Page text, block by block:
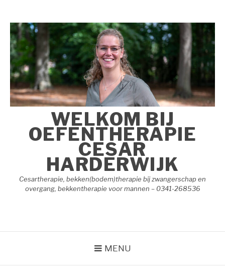
inhoud
springen
WELKOM BIJ
OEFENTHERAPIE
CESAR
HARDERWIJK
Cesartherapie, bekken(bodem)therapie bij zwangerschap en
overgang, bekkentherapie voor mannen – 0341-268536
MENU